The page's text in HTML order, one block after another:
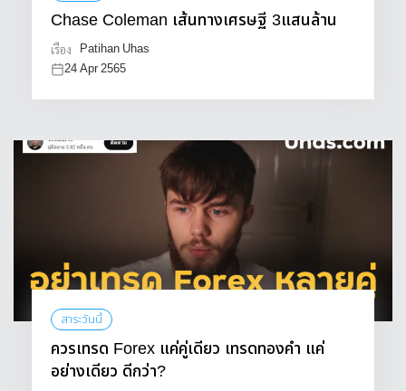
Chase Coleman เส้นทางเศรษฐี 3แสนล้าน
เรื่อง
Patihan Uhas
24 Apr 2565
สาระวันนี้
ควรเทรด Forex แค่คู่เดียว เทรดทองคำ แค่
อย่างเดียว ดีกว่า?